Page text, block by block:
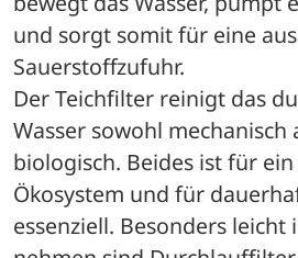
und sorgt somit für eine
Sauerstoffzufuhr.
Der Teichfilter reinigt das
Wasser sowohl mechanisch
biologisch. Beides ist für
Ökosystem und für
essenziell. Besonders leicht